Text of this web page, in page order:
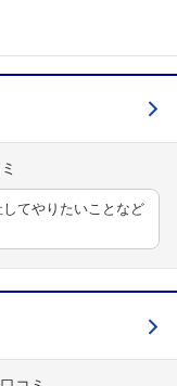
てやりたいことなど